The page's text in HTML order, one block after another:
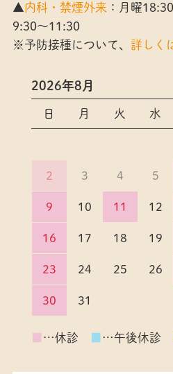
▲内科・禁煙外来 ：月曜
9:30～11:30
※予防接種について、 詳しく
2026年8月
日 月 火 水
2 3 4 5
9 10 11 12
16 17 18 19
23 24 25 26
30 31
…休診 …午後休診